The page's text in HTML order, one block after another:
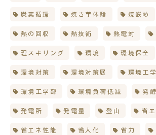
炭素循環 焼き芋体験 焼嵌め
熱の回収 熱技術 熱電対
理スキリング 環境 環境保全
環境対策 環境対策展 環境工学
環境工学部 環境負荷低減 発酵
発電所 発電量 登山 省エ
省エネ性能 省人化 省力